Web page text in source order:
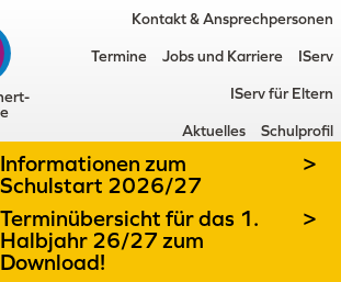
Kontakt & Ansprechpersonen
Termine Jobs und Karriere IServ
IServ für Eltern
Aktuelles Schulprofil
Informationen zum
Schulstart 2026/27
>
Terminübersicht für das 1.
Halbjahr 26/27 zum
Download!
>